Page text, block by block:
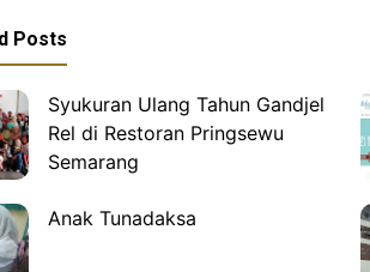
Posts
Syukuran Ulang Tahun Gandjel
Rel di Restoran Pringsewu
Semarang
Anak Tunadaksa